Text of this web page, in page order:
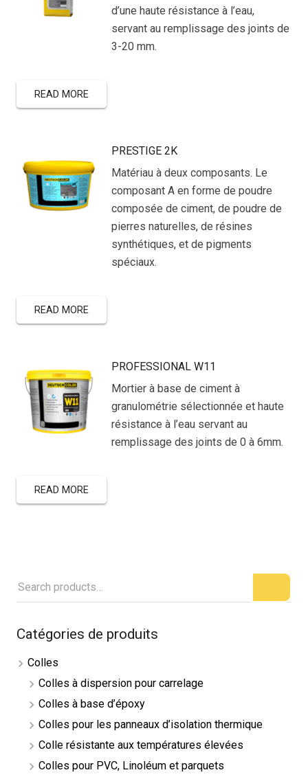
d’une haute résistance à l’eau,
servant au remplissage des joints de
3-20 mm.
READ MORE
PRESTIGE 2K
Matériau à deux composants. Le
composant A en forme de poudre
composée de ciment, de poudre de
pierres naturelles, de résines
synthétiques, et de pigments
spéciaux.
READ MORE
PROFESSIONAL W11
Mortier à base de ciment à
granulométrie sélectionnée et haute
résistance à l’eau servant au
remplissage des joints de 0 à 6mm.
READ MORE
Catégories de produits
Colles
Colles à dispersion pour carrelage
Colles à base d’époxy
Colles pour les panneaux d’isolation thermique
Colle résistante aux températures élevées
Colles pour PVC, Linoléum et parquets